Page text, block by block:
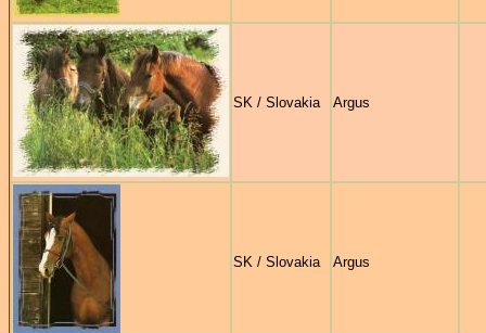
SK / Slovakia Argus
SK / Slovakia Argus